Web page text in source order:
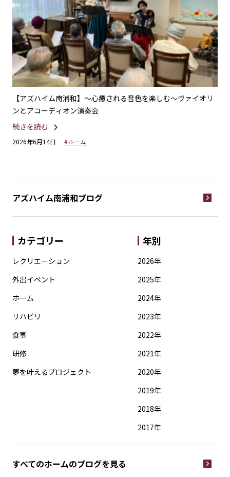
【アズハイム南浦和】〜心癒される音色を楽しむ〜ヴァイオリ
ンとアコーディオン演奏会
続きを読む
2026年6月14日 #ホーム
アズハイム南浦和ブログ
カテゴリー
レクリエーション
外出イベント
ホーム
リハビリ
食事
研修
夢を叶えるプロジェクト
年別
2026年
2025年
2024年
2023年
2022年
2021年
2020年
2019年
2018年
2017年
すべてのホームのブログを見る